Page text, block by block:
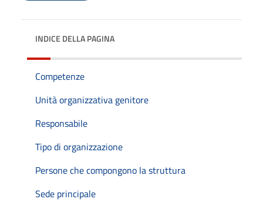
INDICE DELLA PAGINA
Competenze
Unità organizzativa genitore
Responsabile
Tipo di organizzazione
Persone che compongono la struttura
Sede principale